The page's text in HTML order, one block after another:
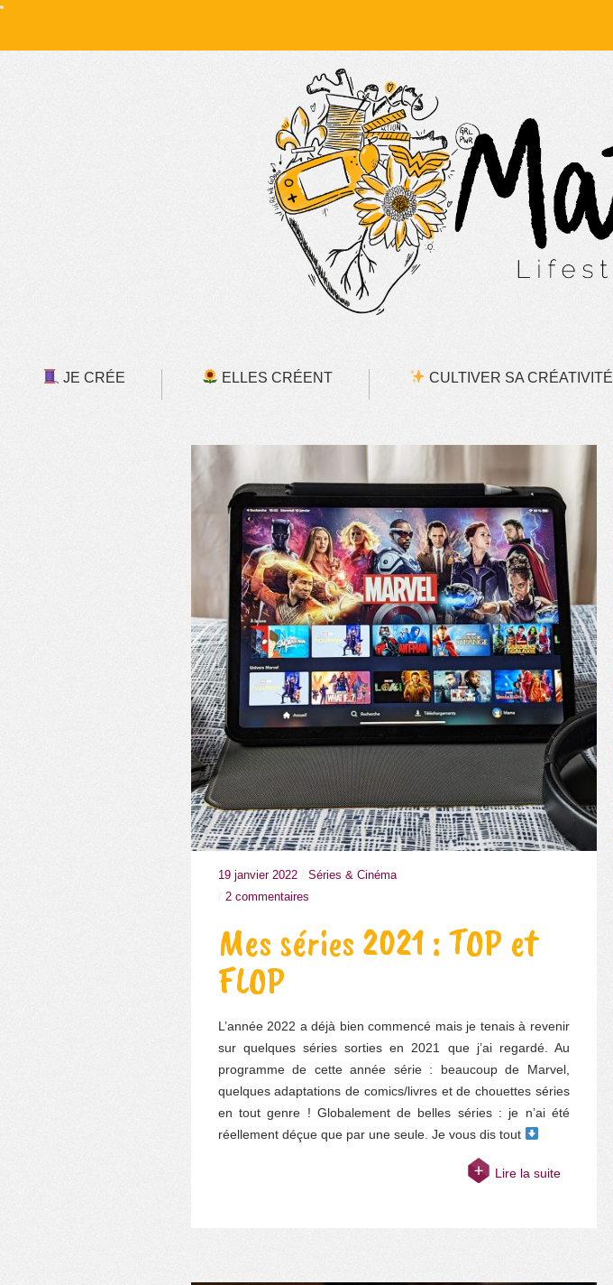
JE CRÉE ELLES CRÉENT CULTIVER SA CRÉATIVITÉ
19 janvier 2022/ Séries & Cinéma
/ 2 commentaires
Mes séries 2021 : TOP et
FLOP
L’année 2022 a déjà bien commencé mais je tenais à revenir
sur quelques séries sorties en 2021 que j’ai regardé. Au
programme de cette année série : beaucoup de Marvel,
quelques adaptations de comics/livres et de chouettes séries
en tout genre ! Globalement de belles séries : je n’ai été
réellement déçue que par une seule. Je vous dis tout
Lire la suite